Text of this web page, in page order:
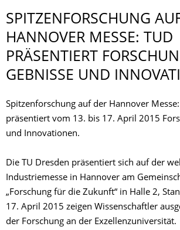
SPITZENFOR­SCHUNG
HANNOVER MESSE: TUD
PRÄSENTIERT
GEBNISSE UND
Spitzenforschung auf der Hannover
präsentiert vom 13. bis 17. April 2015
und Innovationen.
Die TU Dresden präsentiert sich auf der
Industriemesse in Hannover am
„Forschung für die Zukunft“ in Halle 2,
17. April 2015 zeigen Wissenschaftler
der Forschung an der Exzellenzuniversität.